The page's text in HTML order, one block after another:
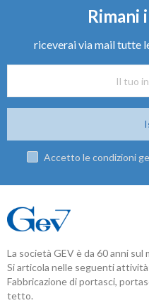
Rimani
riceverai via mail tutte
Accetto le condizioni
La società GEV è da 60 anni
Si articola nelle seguenti
Fabbricazione di portasci,
tetto.